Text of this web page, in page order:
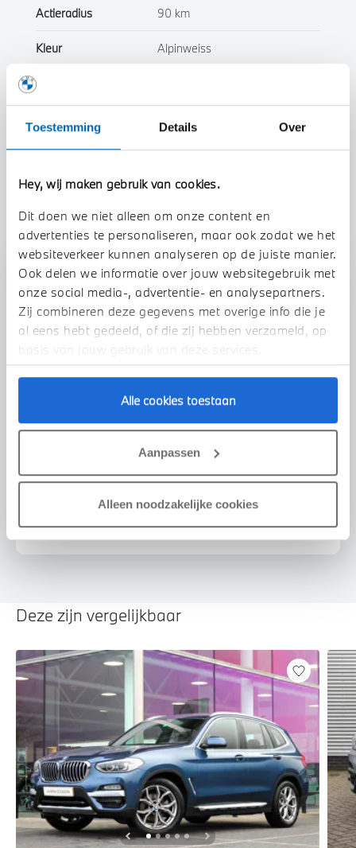
Toestemming Details Over
Hey, wij maken gebruik van cookies.
Dit doen we niet alleen om onze content en
advertenties te personaliseren, maar ook zodat we het
websiteverkeer kunnen analyseren op de juiste manier.
Ook delen we informatie over jouw websitegebruik met
onze social media-, advertentie- en analysepartners.
Zij combineren deze gegevens met overige info die je
al eens hebt gedeeld, of die zij hebben verzameld, op
basis van jouw gebruik van deze services.
Alle cookies toestaan
Aanpassen
Alleen noodzakelijke cookies
Stap 1 van 3
Uw auto inruilen?
Voorstel aanvragen
U vertelt meer over uw auto
We verrekenen de waarde van uw auto
Actieradius 90 km
Kleur Alpinweiss
Interieur
Toon alle eigenschappen
Deze zijn vergelijkbaar